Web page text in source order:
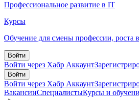
Профессиональное развитие в IT
Курсы
Обучение для смены профессии, роста
Войти
Войти через Хабр Аккаунт
Войти
Войти через Хабр Аккаунт
ВакансииСпециалистыКурсы и